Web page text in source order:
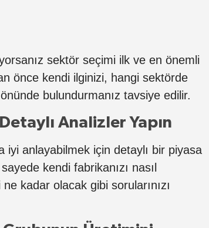
sektör seçimi ilk ve en önemli
önce kendi ilginizi, hangi sektörde
bulundurmanız tavsiye edilir.
Analizler Yapın
anlayabilmek için detaylı bir piyasa
kendi fabrikanızı nasıl
kadar olacak gibi sorularınızı